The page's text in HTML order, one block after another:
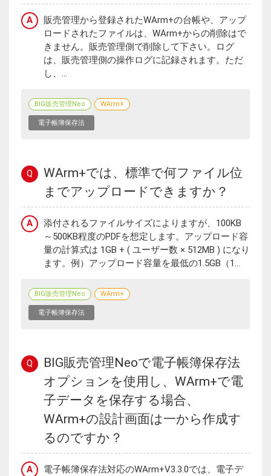
A
販売管理から登録されたWArm+の台帳や、アップ
ロードされたファイルは、WArm+からの削除はで
きません。販売管理側で削除して下さい。ログ
は、販売管理側の操作ログに記録されます。ただ
し、...
BIG販売管理Neo WArm+
電子帳簿保存法
Q
WArm+では、標準で何ファイル位
までアップロードできますか？
A
添付されるファイルサイズによりますが、100KB
～500KB程度のPDFを想定します。アップロード容
量の計算式は 1GB + ( ユーザー数 × 512MB ) になり
ます。例）アップロード容量を最低の1.5GB（1...
BIG販売管理Neo WArm+
電子帳簿保存法
Q
BIG販売管理Neoで電子帳簿保存法
オプションを使用し、WArm+で電
子データを保存する場合、
WArm+の設計画面は一から作成す
るのですか？
A
電子帳簿保存法対応のWArm+V3.3.0では、電子デ